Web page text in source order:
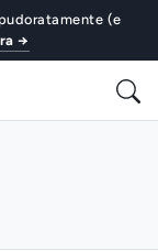
(e
→